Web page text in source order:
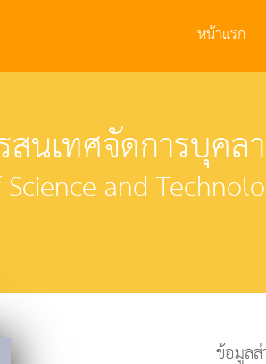
หน้าแรก
นเทศจัดการบุคล
and
ข้อมูล